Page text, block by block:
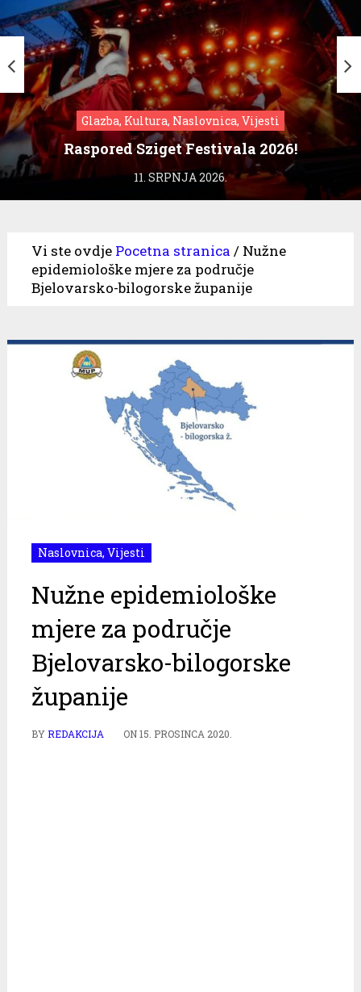
Glazba, Kultura, Naslovnica, Vijesti
Raspored Sziget Festivala 2026!
11. SRPNJA 2026.
Vi ste ovdje Pocetna stranica / Nužne
epidemiološke mjere za područje
Bjelovarsko-bilogorske županije
Naslovnica, Vijesti
Nužne epidemiološke
mjere za područje
Bjelovarsko-bilogorske
županije
BYREDAKCIJA ON15. PROSINCA 2020.